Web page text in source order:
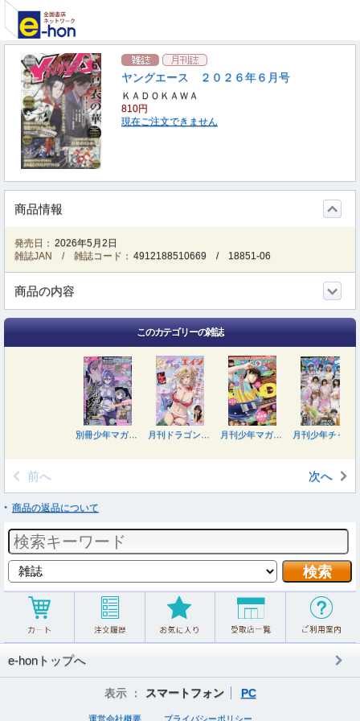
ヤングエース ２０２６年６月号
ＫＡＤＯＫＡＷＡ
810円
現在ご注文できません
商品情報
発売日： 2026年5月2日
雑誌JAN / 雑誌コード： 4912188510669 / 18851-06
商品の内容
このカテゴリーの雑誌
別冊少年マガジン ２０２６年９月号 月刊少年マガジン ２０２６年９月号
前へ 次へ
商品の返品について
e-honトップへ
表示 ： スマートフォン PC
運営会社概要 プライバシーポリシー